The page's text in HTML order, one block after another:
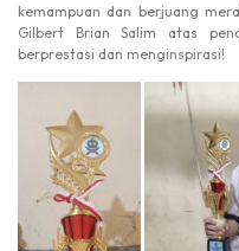
kemampuan dan berjuang
Gilbert Brian Salim atas
berprestasi dan menginspirasi!